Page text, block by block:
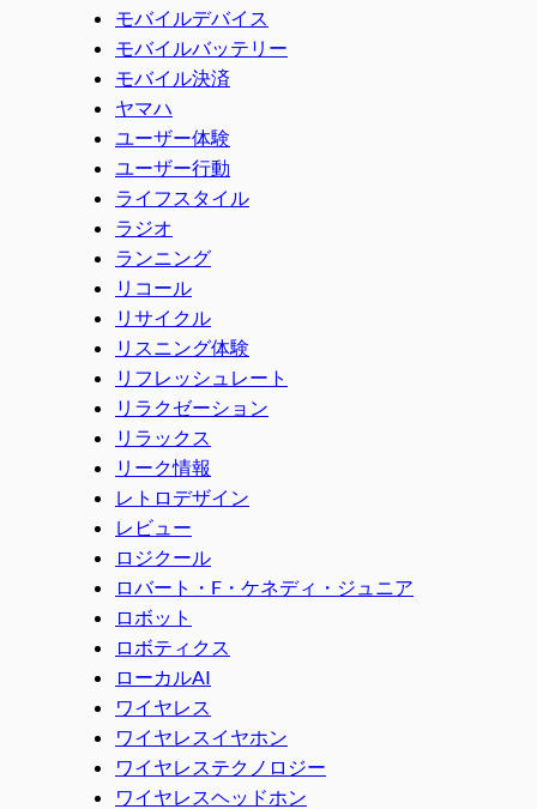
モバイルデバイス
モバイルバッテリー
モバイル決済
ヤマハ
ユーザー体験
ユーザー行動
ライフスタイル
ラジオ
ランニング
リコール
リサイクル
リスニング体験
リフレッシュレート
リラクゼーション
リラックス
リーク情報
レトロデザイン
レビュー
ロジクール
ロバート・F・ケネディ・ジュニア
ロボット
ロボティクス
ローカルAI
ワイヤレス
ワイヤレスイヤホン
ワイヤレステクノロジー
ワイヤレスヘッドホン